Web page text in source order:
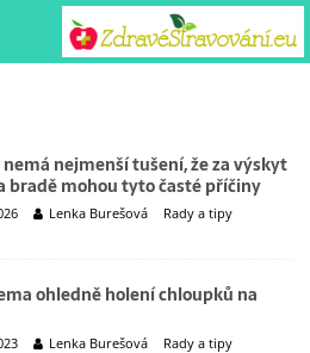
nejmenší tušení, že za výskyt
bradě mohou tyto časté příčiny
Lenka Burešová Rady a tipy
ohledně holení chloupků na
Lenka Burešová Rady a tipy